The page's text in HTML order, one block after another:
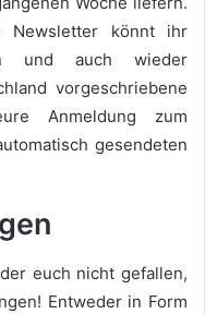
Newsletter könnt ihr
und auch wieder
vorgeschriebene
Anmeldung zum
gesendeten
euch nicht gefallen,
Entweder in Form